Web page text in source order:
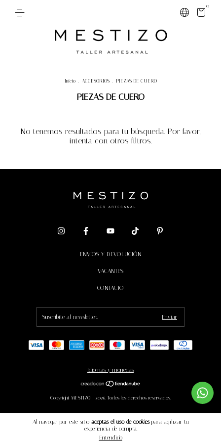
0
Al navegar por este sitio aceptas el uso de cookiespara agilizar tu
experiencia de compra.
Entendido
Inicio . ACCESORIOS . PIEZAS DE CUERO
PIEZAS DE CUERO
No tenemos resultados para tu búsqueda. Por favor,
intenta con otros filtros.
ENVÍOS Y DEVOLUCIÓN
VACANTES
CONTACTO
Idiomas y monedas
Copyright MESTIZO - 2026. Todos los derechos reservados.